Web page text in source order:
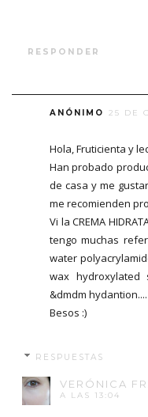
RESPONDER
ANÓNIMO 25 DE
Hola, Fruticienta y
Han probado
de casa y me
me recomienden
Vi la CREMA
tengo muchas
water
wax hydroxylated
&dmdm hydantion....
Besos :)
RESPUESTAS
VERÓNICA
A LAS 13:04